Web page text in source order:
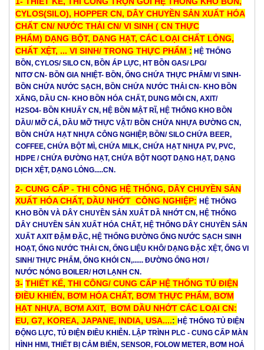
CYLOS(SILO), HOPPER CN, DÂY CHUYỀN SẢN XUẤT HÓA
CHẤT CN/ NƯỚC THẢI CN/ VI SINH ( CN THỰC
PHẨM) DẠNG BỘT, DẠNG HẠT, CÁC LOẠI CHẤT LỎNG,
CHẤT XỆT, ... VI SINH/ TRONG THỰC PHẨM : HỆ THỐNG
BỒN, CYLOS/ SILO CN, BỒN ÁP LỰC, HT BỒN GAS/ LPG/
NITƠ CN- BỒN GIA NHIỆT- BỒN, ỐNG CHỨA THỰC PHẨM/ VI SINH-
BỒN CHỨA NƯỚC SẠCH, BỒN CHỨA NƯỚC THẢI CN- KHO BỒN
XĂNG, DẦU CN- KHO BỒN HÓA CHẤT, DUNG MÔI CN, AXIT/
H2SO4- BỒN KHUẤY CN, HỆ BỒN MẬT RĨ, HỆ THỐNG KHO BỒN
DẦU/ MỠ CÁ, DẦU MỠ THỰC VẬT/ BỒN CHỨA NHỰA ĐƯỜNG CN,
BỒN CHỨA HẠT NHỰA CÔNG NGHIỆP, BỒN/ SILO CHỨA BEER,
COFFEE, CHỨA BỘT MÌ, CHỨA MILK, CHỨA HẠT NHỰA PV, PVC,
HDPE / CHỨA ĐƯỜNG HẠT, CHỨA BỘT NGỌT DẠNG HẠT, DẠNG
DỊCH XỆT, DẠNG LỎNG.....CN.
2- CUNG CẤP - THI CÔNG HỆ THỐNG, DÂY CHUYỀN SẢN
XUẤT HÓA CHẤT, DẦU NHỚT CÔNG NGHIỆP: HỆ THỐNG
KHO BỒN VÀ DÂY CHUYỀN SẢN XUẤT DẦ NHỚT CN, HỆ THỐNG
DÂY CHUYỀN SẢN XUẤT HÓA CHẤT, HỆ THỐNG DÂY CHUYỀN SẢN
XUẤTAXIT ĐẬM ĐẶC, HỆ THỐNG ĐƯỜNG ỐNG NƯỚC SẠCH SINH
HOẠT, ỐNG NƯỚC THẢI CN, ỐNG LIỆU KHÔ/ DẠNG ĐẶC XỆT, ỐNG VI
SINH/ THỰC PHẨM, ỐNG KHÓI CN,...... ĐƯỜNG ỐNG HƠI /
NƯỚC NÓNG BOILER/ HƠI LẠNH CN.
3- THIẾT KẾ, THI CÔNG/ CUNG CẤP HỆ THỐNG TỦ ĐIỆN
ĐIỀU KHIỂN, BƠM HÓA CHẤT, BƠM THỰC PHẨM, BƠM
HẠT NHỰA, BƠM AXIT, BƠM DẦU NHỚT CÁC LOẠI CN:
EU, G7, KOREA, JAPANE, INDIA, USA....: HỆ THỐNG TỦ ĐIỆN
ĐỘNG LỰC, TỦ ĐIỆN ĐIỀU KHIỄN. LẬP TRÌNH PLC - CUNG CẤP MÀN
HÌNH HMI, THIẾT BỊ CẢM BIẾN, SENSOR, FOLOW METER, BƠM HOÁ